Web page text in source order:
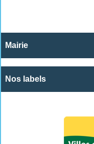
Mairie
Nos labels